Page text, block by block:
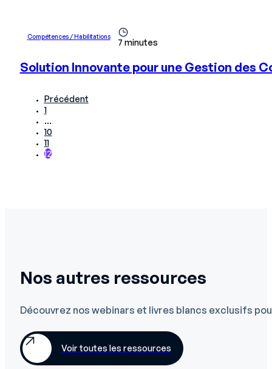
Compétences / Habilitations
7 minutes
Solution Innovante pour une Gestion des
Précédent
1
…
10
11
12
Nos autres ressources
Découvrez nos webinars et livres blancs exclusifs
Voir toutes les ressources